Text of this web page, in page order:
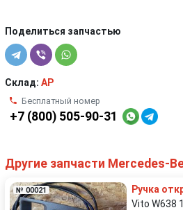
Поделиться запчастью
Склад: AP
Бесплатный номер
+7 (800) 505-90-31
Другие запчасти Mercedes-
№ 00021
Ручка
Vito W638